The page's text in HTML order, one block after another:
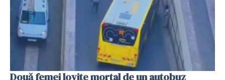
Două femei lovite mortal de un autobuz